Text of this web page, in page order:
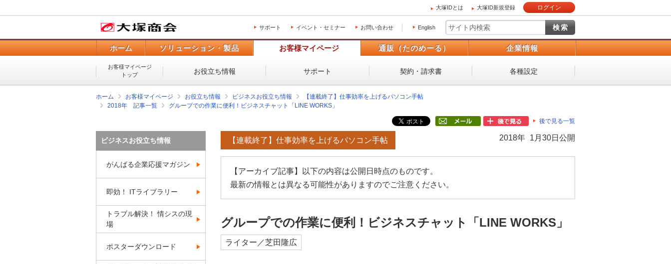
大塚IDとは 大塚ID新規登録 ログイン
サポート イベント・セミナー お問い合わせ English
ホーム ソリューション・製品 お客様マイページ 通販（たのめーる） 企業情報
お客様マイページ
トップ
お役立ち情報 サポート 契約・請求書 各種設定
ホーム お客様マイページ お役立ち情報 ビジネスお役立ち情報
【連載終了】仕事効率を上げるパソコン手帖
2018年 記事一覧
グループでの作業に便利！ビジネスチャット「LINE WORKS」
後で見る一覧
2018年 1月30日公開
【連載終了】仕事効率を上げるパソコン手帖
【アーカイブ記事】以下の内容は公開日時点のものです。
最新の情報とは異なる可能性がありますのでご注意ください。
グループでの作業に便利！ビジネスチャット「LINE WORKS」
ライター／芝田隆広
ビジネスお役立ち情報
がんばる企業応援マガジン
即効！ ITライブラリー
トラブル解決！ 情シスの現
場
ポスターダウンロード